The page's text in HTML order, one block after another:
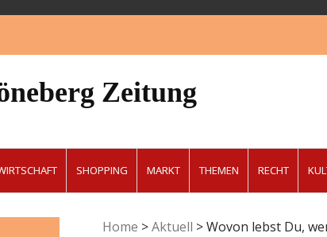
Zeitung
SHOPPING MARKT THEMEN RECHT
Home >Aktuell >Wovon lebst Du,